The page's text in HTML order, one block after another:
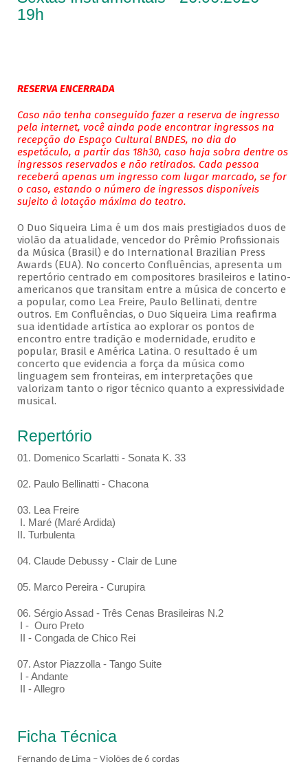
19h
RESERVA ENCERRADA
Caso não tenha conseguido fazer a reserva de ingresso
pela internet, você ainda pode encontrar ingressos na
recepção do Espaço Cultural BNDES, no dia do
espetáculo, a partir das 18h30, caso haja sobra dentre os
ingressos reservados e não retirados. Cada pessoa
receberá apenas um ingresso com lugar marcado, se for
o caso, estando o número de ingressos disponíveis
sujeito à lotação máxima do teatro.
O Duo Siqueira Lima é um dos mais prestigiados duos de
violão da atualidade, vencedor do Prêmio Profissionais
da Música (Brasil) e do International Brazilian Press
Awards (EUA). No concerto Confluências, apresenta um
repertório centrado em compositores brasileiros e latino-
americanos que transitam entre a música de concerto e
a popular, como Lea Freire, Paulo Bellinati, dentre
outros. Em Confluências, o Duo Siqueira Lima reafirma
sua identidade artística ao explorar os pontos de
encontro entre tradição e modernidade, erudito e
popular, Brasil e América Latina. O resultado é um
concerto que evidencia a força da música como
linguagem sem fronteiras, em interpretações que
valorizam tanto o rigor técnico quanto a expressividade
musical.
Repertório
01. Domenico Scarlatti - Sonata K. 33
02. Paulo Bellinatti - Chacona
03. Lea Freire
I. Maré (Maré Ardida)
II. Turbulenta
04. Claude Debussy - Clair de Lune
05. Marco Pereira - Curupira
06. Sérgio Assad - Três Cenas Brasileiras N.2
I - Ouro Preto
II - Congada de Chico Rei
07. Astor Piazzolla - Tango Suite
I - Andante
II - Allegro
Ficha Técnica
Fernando de Lima – Violões de 6 cordas